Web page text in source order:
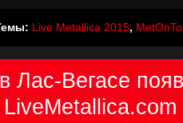
Live Metallica 2015,
Лас-Вегасе
LiveMetallica.com